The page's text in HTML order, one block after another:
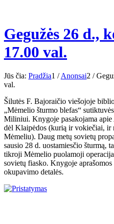
Gegužės 26 d.,
17.00 val.
Jūs čia: Pradžia1 / Anonsai2 /
val.
Šilutės F. Bajoraičio viešojoje
„Mėmelio šturmo blefas“
Miliniui. Knygoje pasakojama
dėl Klaipėdos (kurią ir vokiečiai, ir
Mėmeliu). Daug metų sovietų
sausio 28 d. uostamiesčio šturmą,
tikroji Mėmelio puolamoji
sovietų fiasko. Knygoje
okupavimo detalės.